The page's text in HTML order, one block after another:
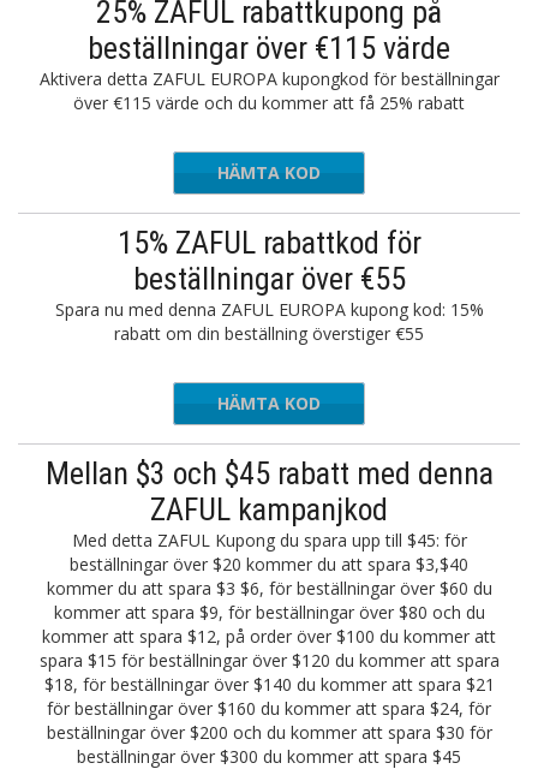
25% ZAFUL rabattkupong på
beställningar över €115 värde
Aktivera detta ZAFUL EUROPA kupongkod för beställningar
över €115 värde och du kommer att få 25% rabatt
ZVVIP
HÄMTA KOD
15% ZAFUL rabattkod för
beställningar över €55
Spara nu med denna ZAFUL EUROPA kupong kod: 15%
rabatt om din beställning överstiger €55
ZVVIP
HÄMTA KOD
Mellan $3 och $45 rabatt med denna
ZAFUL kampanjkod
Med detta ZAFUL Kupong du spara upp till $45: för
beställningar över $20 kommer du att spara $3,$40
kommer du att spara $3 $6, för beställningar över $60 du
kommer att spara $9, för beställningar över $80 och du
kommer att spara $12, på order över $100 du kommer att
spara $15 för beställningar över $120 du kommer att spara
$18, för beställningar över $140 du kommer att spara $21
för beställningar över $160 du kommer att spara $24, för
beställningar över $200 och du kommer att spara $30 för
beställningar över $300 du kommer att spara $45